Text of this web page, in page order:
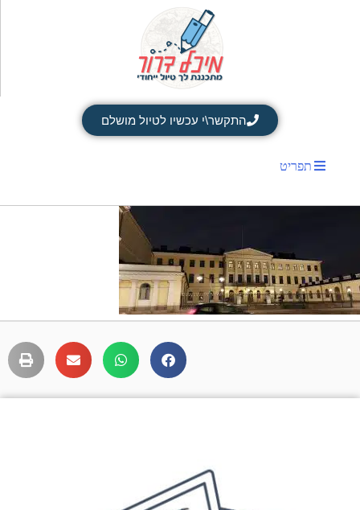
התקשר\י עכשיו לטיול מושלם
תפריט